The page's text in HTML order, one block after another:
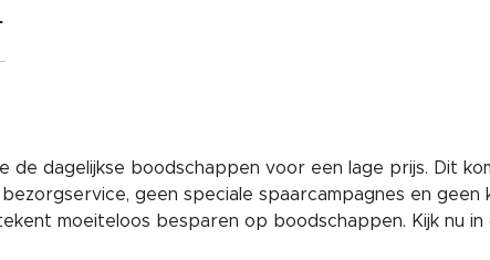
de dagelijkse boodschappen voor een lage prijs. Dit
geen speciale spaarcampagnes en geen
moeiteloos besparen op boodschappen. Kijk nu in